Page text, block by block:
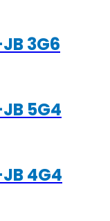
3G6
5G4
4G4